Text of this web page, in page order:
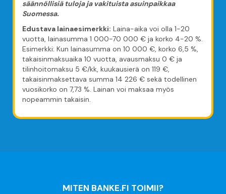
säännöllisiä tuloja ja vakituista asuinpaikkaa
Suomessa.
Edustava lainaesimerkki: Laina-aika voi olla 1-20
vuotta, lainasumma 1 000-70 000 € ja korko 4-20 %.
Esimerkki: Kun lainasumma on 10 000 €, korko 6,5 %,
takaisinmaksuaika 10 vuotta, avausmaksu 0 € ja
tilinhoitomaksu 5 €/kk, kuukausierä on 119 €,
takaisinmaksettava summa 14 226 € sekä todellinen
vuosikorko on 7,73 %. Lainan voi maksaa myös
nopeammin takaisin.
MITEN BANKE.FI TOIMII?